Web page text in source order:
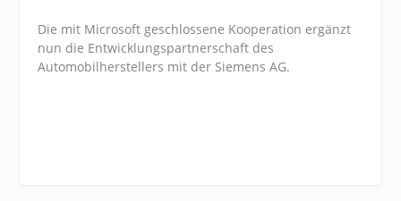
Die mit Microsoft geschlossene Kooperation ergänzt
nun die Entwicklungspartnerschaft des
Automobilherstellers mit der Siemens AG.